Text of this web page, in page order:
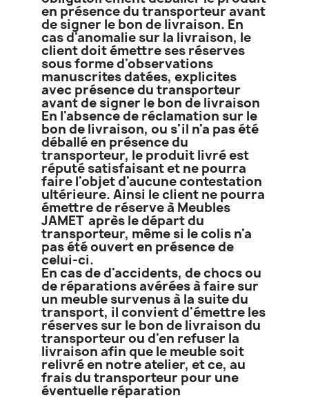
en présence du transporteur avant
de signer le bon de livraison. En
cas d'anomalie sur la livraison, le
client doit émettre ses réserves
sous forme d'observations
manuscrites datées, explicites
avec présence du transporteur
avant de signer le bon de livraison
En l'absence de réclamation sur le
bon de livraison, ou s'il n'a pas été
déballé en présence du
transporteur, le produit livré est
réputé satisfaisant et ne pourra
faire l'objet d'aucune contestation
ultérieure. Ainsi le client ne pourra
émettre de réserve à Meubles
JAMET après le départ du
transporteur, même si le colis n'a
pas été ouvert en présence de
celui-ci.
En cas de d'accidents, de chocs ou
de réparations avérées à faire sur
un meuble survenus à la suite du
transport, il convient d'émettre les
réserves sur le bon de livraison du
transporteur ou d'en refuser la
livraison afin que le meuble soit
relivré en notre atelier, et ce, au
frais du transporteur pour une
éventuelle réparation